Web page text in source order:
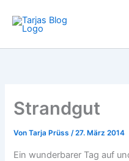
Inhalt
springen
Strandgut
VonTarja Prüss/27. März 2014
Ein wunderbarer Tag auf